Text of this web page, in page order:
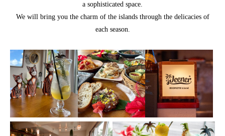
a sophisticated space.
We will bring you the charm of the islands through the delicacies of
each season.